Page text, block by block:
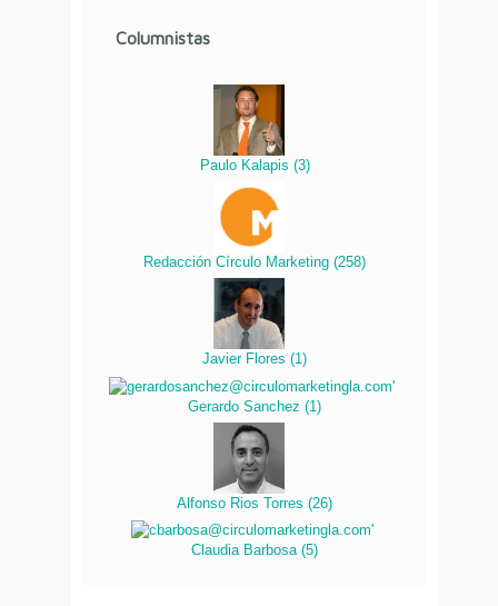
Columnistas
Paulo Kalapis (3)
Redacción Círculo Marketing (258)
Javier Flores (1)
Gerardo Sanchez (1)
Alfonso Rios Torres (26)
Claudia Barbosa (5)